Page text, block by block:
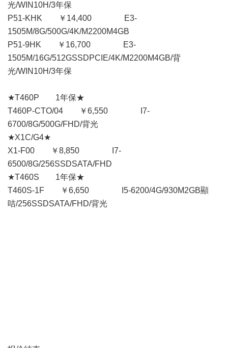
光/WIN10H/3年保
P51-KHK ￥14,400 E3-
1505M/8G/500G/4K/M2200M4GB
P51-9HK ￥16,700 E3-
1505M/16G/512GSSDPCIE/4K/M2200M4GB/背
光/WIN10H/3年保
★T460P 1年保★
T460P-CTO/04 ￥6,550 I7-
6700/8G/500G/FHD/背光
★X1C/G4★
X1-F00 ￥8,850 I7-
6500/8G/256SSDSATA/FHD
★T460S 1年保★
T460S-1F ￥6,650 I5-6200/4G/930M2GB顯
咭/256SSDSATA/FHD/背光